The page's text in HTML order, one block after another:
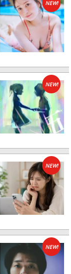
NEW!
NEW!
NEW!
NEW!